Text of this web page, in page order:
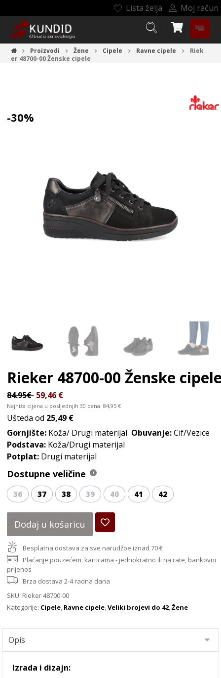
Lista želja Moj račun
Proizvodi Žene Cipele Ravne cipele
Riek
er 48700-00Ženske cipele
-30%
Rieker 48700-00Ženske
84.95€ 59,46 €
Najniža cijena u posljednjih 30 dana:84,95€
Ušteda od 25,49 €
Gornjište: Koža/ Drugi materijal Obuvanje:Cif/Vezice
Podstava: Koža/Drugi materijal
Potplat: Drugi materijal
Dostupne veličine
36 37 38 39 40 41 42
Dodaj u košaricu
Besplatna dostava za sve narudžbe iznad 70 €
Plaćanje pouzećem, karticama - jednokratno ili na rate, bankovni
prijenos
Brza dostava 2-4 radna dana
SKU: Rieker 48700-00
Kategorije: Cipele, Ravne cipele,Veliki brojevi do 42,Žene
Izrada i dizajn: